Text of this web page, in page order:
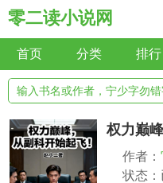
零二读小说网
首页 分类 排行
权力巅
作者：
状态